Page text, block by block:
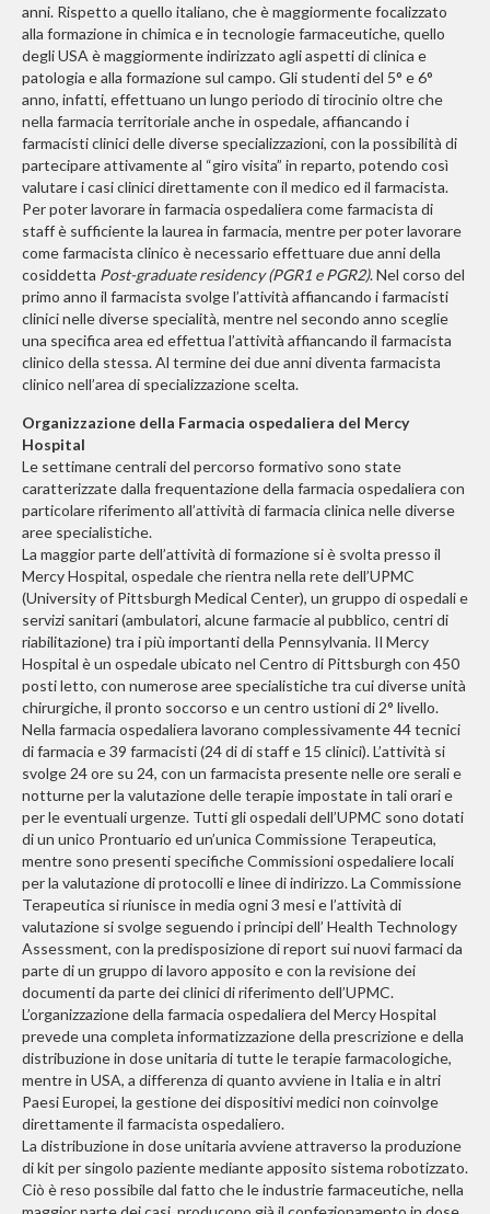
anni. Rispetto a quello italiano, che è maggiormente focalizzato
alla formazione in chimica e in tecnologie farmaceutiche, quello
degli USA è maggiormente indirizzato agli aspetti di clinica e
patologia e alla formazione sul campo. Gli studenti del 5° e 6°
anno, infatti, effettuano un lungo periodo di tirocinio oltre che
nella farmacia territoriale anche in ospedale, affiancando i
farmacisti clinici delle diverse specializzazioni, con la possibilità di
partecipare attivamente al “giro visita” in reparto, potendo così
valutare i casi clinici direttamente con il medico ed il farmacista.
Per poter lavorare in farmacia ospedaliera come farmacista di
staff è sufficiente la laurea in farmacia, mentre per poter lavorare
come farmacista clinico è necessario effettuare due anni della
cosiddetta Post-graduate residency (PGR1 e PGR2). Nel corso del
primo anno il farmacista svolge l’attività affiancando i farmacisti
clinici nelle diverse specialità, mentre nel secondo anno sceglie
una specifica area ed effettua l’attività affiancando il farmacista
clinico della stessa. Al termine dei due anni diventa farmacista
clinico nell’area di specializzazione scelta.
Organizzazione della Farmacia ospedaliera del Mercy
Hospital
Le settimane centrali del percorso formativo sono state
caratterizzate dalla frequentazione della farmacia ospedaliera con
particolare riferimento all’attività di farmacia clinica nelle diverse
aree specialistiche.
La maggior parte dell’attività di formazione si è svolta presso il
Mercy Hospital, ospedale che rientra nella rete dell’UPMC
(University of Pittsburgh Medical Center), un gruppo di ospedali e
servizi sanitari (ambulatori, alcune farmacie al pubblico, centri di
riabilitazione) tra i più importanti della Pennsylvania. Il Mercy
Hospital è un ospedale ubicato nel Centro di Pittsburgh con 450
posti letto, con numerose aree specialistiche tra cui diverse unità
chirurgiche, il pronto soccorso e un centro ustioni di 2° livello.
Nella farmacia ospedaliera lavorano complessivamente 44 tecnici
di farmacia e 39 farmacisti (24 di di staff e 15 clinici). L’attività si
svolge 24 ore su 24, con un farmacista presente nelle ore serali e
notturne per la valutazione delle terapie impostate in tali orari e
per le eventuali urgenze. Tutti gli ospedali dell’UPMC sono dotati
di un unico Prontuario ed un’unica Commissione Terapeutica,
mentre sono presenti specifiche Commissioni ospedaliere locali
per la valutazione di protocolli e linee di indirizzo. La Commissione
Terapeutica si riunisce in media ogni 3 mesi e l’attività di
valutazione si svolge seguendo i principi dell’ Health Technology
Assessment, con la predisposizione di report sui nuovi farmaci da
parte di un gruppo di lavoro apposito e con la revisione dei
documenti da parte dei clinici di riferimento dell’UPMC.
L’organizzazione della farmacia ospedaliera del Mercy Hospital
prevede una completa informatizzazione della prescrizione e della
distribuzione in dose unitaria di tutte le terapie farmacologiche,
mentre in USA, a differenza di quanto avviene in Italia e in altri
Paesi Europei, la gestione dei dispositivi medici non coinvolge
direttamente il farmacista ospedaliero.
La distribuzione in dose unitaria avviene attraverso la produzione
di kit per singolo paziente mediante apposito sistema robotizzato.
Ciò è reso possibile dal fatto che le industrie farmaceutiche, nella